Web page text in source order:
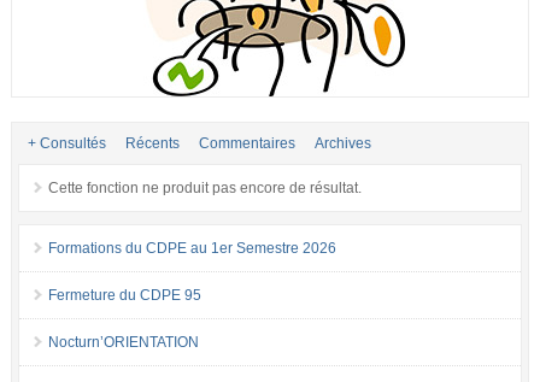
+ Consultés Récents Commentaires Archives
Cette fonction ne produit pas encore de résultat.
Formations du CDPE au 1er Semestre 2026
Fermeture du CDPE 95
Nocturn’ORIENTATION